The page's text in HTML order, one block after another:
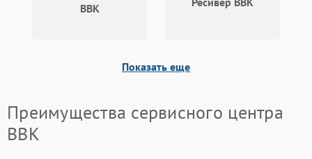
BBK
Показать еще
Преимущества сервисного центра
BBK